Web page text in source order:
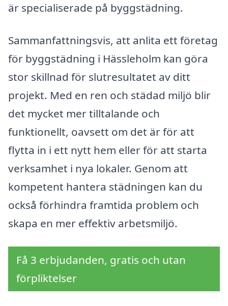
är specialiserade på byggstädning.
Sammanfattningsvis, att anlita ett företag
för byggstädning i Hässleholm kan göra
stor skillnad för slutresultatet av ditt
projekt. Med en ren och städad miljö blir
det mycket mer tilltalande och
funktionellt, oavsett om det är för att
flytta in i ett nytt hem eller för att starta
verksamhet i nya lokaler. Genom att
kompetent hantera städningen kan du
också förhindra framtida problem och
skapa en mer effektiv arbetsmiljö.
Få 3 erbjudanden, gratis och utan
förpliktelser